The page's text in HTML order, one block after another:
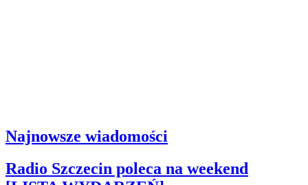
Najnowsze wiadomości
Radio Szczecin poleca na weekend